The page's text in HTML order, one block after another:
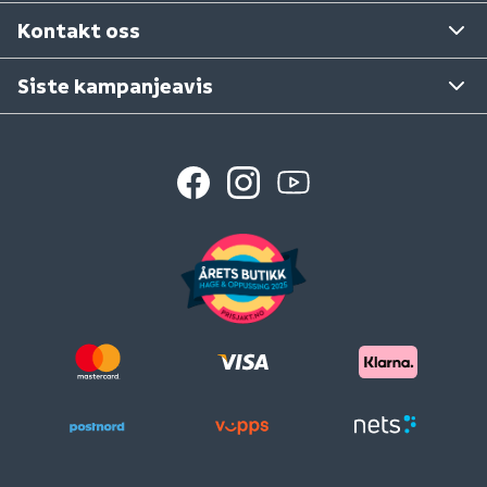
Kontakt oss
Siste kampanjeavis